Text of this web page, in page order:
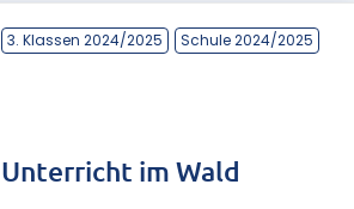
3. Klassen 2024/2025 Schule 2024/2025
Unterricht im Wald